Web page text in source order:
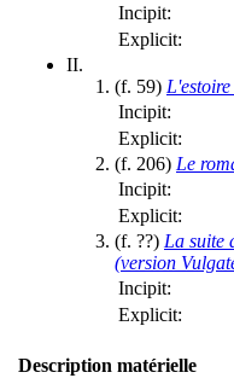
Incipit:
Explicit:
II.
(f. 59)
Incipit:
Explicit:
(f. 206) Le
Incipit:
Explicit:
(f. ??) La suite
(version
Incipit:
Explicit:
Description matérielle